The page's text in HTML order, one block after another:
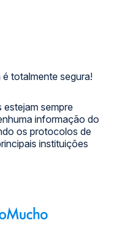
totalmente segura!
estejam sempre
informação do
os protocolos de
instituições